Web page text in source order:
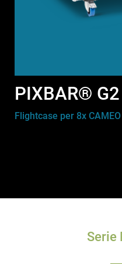
PIXBAR®
Flightcase per 8x
Serie